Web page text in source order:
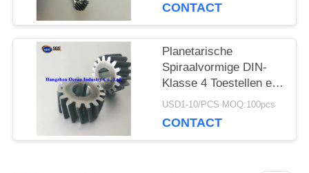
CONTACT
Planetarische
Spiraalvormige DIN-
Klasse 4 Toestellen en
Pignons
USD1-10/PCS MOQ:100pcs
CONTACT